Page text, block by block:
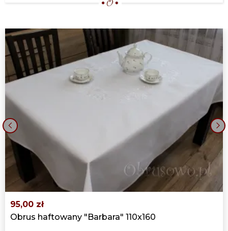
95,00 zł
Obrus haftowany "Barbara" 110x160
‹